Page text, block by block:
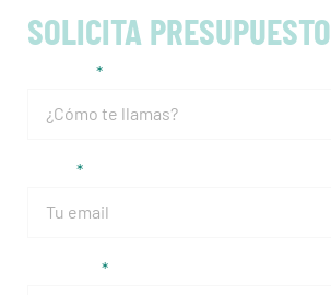
SOLICITA PRESUPUESTO